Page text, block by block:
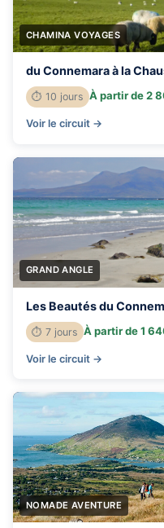
CHAMINA VOYAGES
du Connemara à la
⏱ 10 jours À partir de 2
Voir le circuit →
GRAND ANGLE
Les Beautés du
⏱ 7 jours À partir de 1
Voir le circuit →
NOMADE AVENTURE